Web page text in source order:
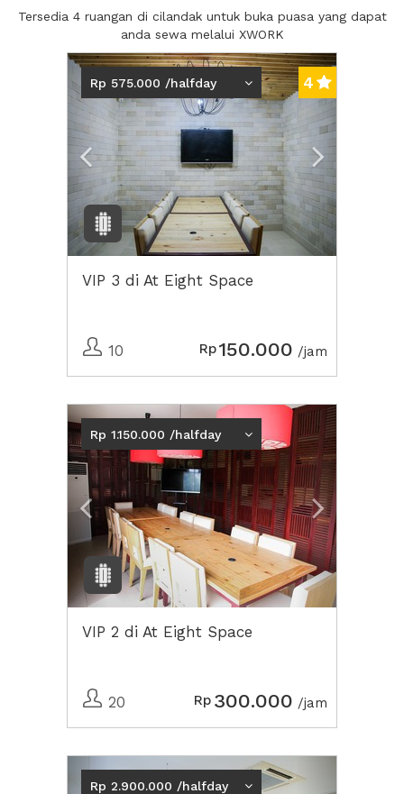
Tersedia 4 ruangan di cilandak untuk buka puasa yang dapat
anda sewa melalui XWORK
Previous Next2
Rp 575.000 /halfday 4
VIP 3 di At Eight Space
10 Rp150.000 /jam
Previous Next2
Rp 1.150.000 /halfday
VIP 2 di At Eight Space
20 Rp 300.000 /jam
Previous
Rp 2.900.000 /halfday